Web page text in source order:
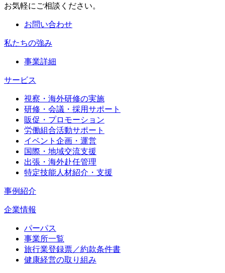
お気軽にご相談ください。
お問い合わせ
私たちの強み
事業詳細
サービス
視察・海外研修の実施
研修・会議・採用サポート
販促・プロモーション
労働組合活動サポート
イベント企画・運営
国際・地域交流支援
出張・海外赴任管理
特定技能人材紹介・支援
事例紹介
企業情報
パーパス
事業所一覧
旅行業登録票／約款条件書
健康経営の取り組み